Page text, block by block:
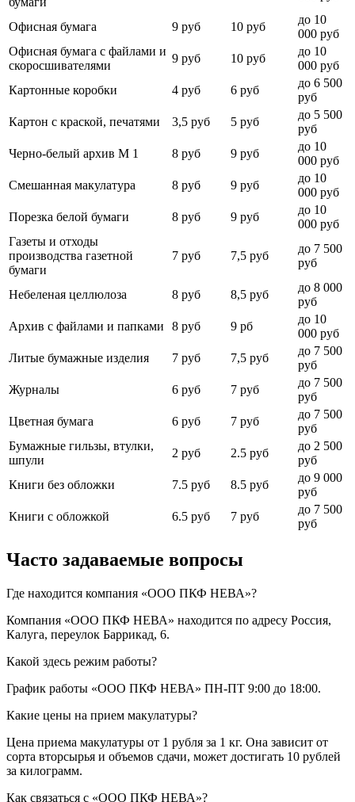
Офисная бумага 9 руб 10 руб
до 10
000 руб
Офисная бумага с файлами и
скоросшивателями
9 руб 10 руб
до 10
000 руб
Картонные коробки
4 руб 6 руб
до 6 500
руб
Картон с краской, печатями
3,5 руб 5 руб
до 5 500
руб
Черно-белый архив М 1
8 руб 9 руб
до 10
000 руб
Смешанная макулатура
8 руб 9 руб
до 10
000 руб
Порезка белой бумаги
8 руб 9 руб
до 10
000 руб
Газеты и отходы
производства газетной
бумаги
7 руб 7,5 руб
до 7 500
руб
Небеленая целлюлоза 8 руб 8,5 руб
до 8 000
руб
Архив с файлами и папками
8 руб 9 рб
до 10
000 руб
Литые бумажные изделия
7 руб 7,5 руб
до 7 500
руб
Журналы
6 руб 7 руб
до 7 500
руб
Цветная бумага
6 руб 7 руб
до 7 500
руб
Бумажные гильзы, втулки,
шпули
2 руб 2.5 руб
до 2 500
руб
Книги без обложки
7.5 руб 8.5 руб
до 9 000
руб
Книги с обложкой
6.5 руб 7 руб
до 7 500
руб
Часто задаваемые вопросы
Где находится компания «ООО ПКФ НЕВА»?
Компания «ООО ПКФ НЕВА» находится по адресу Россия,
Калуга, переулок Баррикад, 6.
Какой здесь режим работы?
График работы «ООО ПКФ НЕВА» ПН-ПТ 9:00 до 18:00.
Какие цены на прием макулатуры?
Цена приема макулатуры от 1 рубля за 1 кг. Она зависит от
сорта вторсырья и объемов сдачи, может достигать 10 рублей
за килограмм.
Как связаться с «ООО ПКФ НЕВА»?